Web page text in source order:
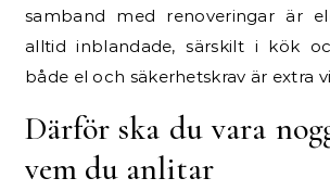
samband med renoveringar är
alltid inblandade, särskilt i kök
både el och säkerhetskrav är extra
Därför ska du vara
vem du anlitar